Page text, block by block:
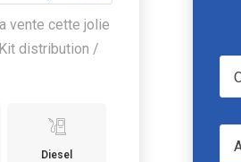
vente cette jolie
distribution /
Diesel
OPEL
Model